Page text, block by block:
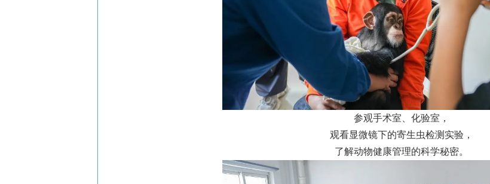
参观手术室、化验室，
观看显微镜下的寄生虫检测实验，
了解动物健康管理的科学秘密。